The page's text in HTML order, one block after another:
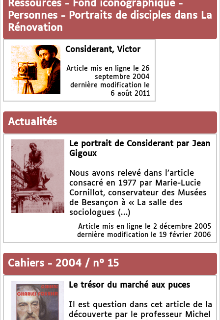
Ressources - Fond iconographique -
Personnes - Portraits de disciples dans La
Rénovation
Considerant, Victor
Article mis en ligne le 26
septembre 2004
dernière modification le
6 août 2011
Actualités
Le portrait de Considerant par Jean
Gigoux
Nous avons relevé dans l’article
consacré en 1977 par Marie-Lucie
Cornillot, conservateur des Musées
de Besançon à « La salle des
sociologues (…)
Article mis en ligne le 2 décembre 2005
dernière modification le 19 février 2006
Cahiers - 2004 / n° 15
Le trésor du marché aux puces
Il est question dans cet article de la
découverte par le professeur Michel